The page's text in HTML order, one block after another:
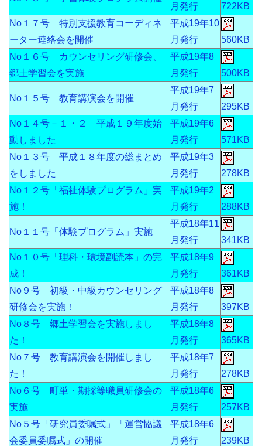
月発行
722KB
No１７号 特別支援教育コーディネ
ーター連絡会を開催
平成19年10
月発行
560KB
No１６号 カウンセリング研修会、
郷土学習会を実施
平成19年8
月発行
500KB
No１５号 教育講演会を開催
平成19年7
月発行
295KB
No１４号－１・２ 平成１９年度始
動しました
平成19年6
月発行
571KB
No１３号 平成１８年度の総まとめ
をしました
平成19年3
月発行
278KB
No１２号「福祉体験プログラム」実
施！
平成19年2
月発行
288KB
No１１号「体験プログラム」実施
平成18年11
月発行
341KB
No１０号「理科・環境副読本」の完
成！
平成18年9
月発行
361KB
No９号 初級・中級カウンセリング
研修会を実施！
平成18年8
月発行
397KB
No８号 郷土学習会を実施しまし
た！
平成18年8
月発行
365KB
No７号 教育講演会を開催しまし
た！
平成18年7
月発行
278KB
No６号 町単・期採等職員研修会の
実施
平成18年6
月発行
257KB
No５号「研究員委嘱式」「運営協議
会委員委嘱式」の開催
平成18年6
月発行
239KB